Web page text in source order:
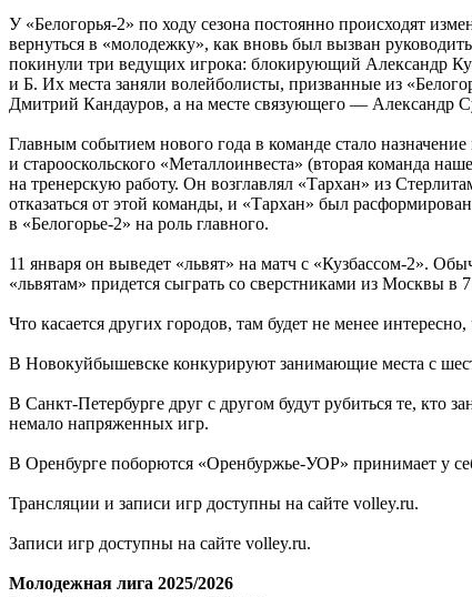
У «Белогорья-2» по ходу сезона постоянно происходят
вернуться в «молодежку», как вновь был вызван
покинули три ведущих игрока: блокирующий Александр
и Б. Их места заняли волейболисты, призванные из
Дмитрий Кандауров, а на месте связующего — Александр
Главным событием нового года в команде стало
и старооскольского «Металлоинвеста» (вторая команда
на тренерскую работу. Он возглавлял «Тархан» из
отказаться от этой команды, и «Тархан» был
в «Белогорье-2» на роль главного.
11 января он выведет «львят» на матч с «Кузбассом-2».
«львятам» придется сыграть со сверстниками из Москвы в
Что касается других городов, там будет не менее
В Новокуйбышевске конкурируют занимающие места с
В Санкт-Петербурге друг с другом будут рубиться те, кто
немало напряженных игр.
В Оренбурге поборются «Оренбуржье-УОР» принимает у
Трансляции и записи игр доступны на сайте volley.ru.
Записи игр доступны на сайте volley.ru.
Молодежная лига 2025/2026